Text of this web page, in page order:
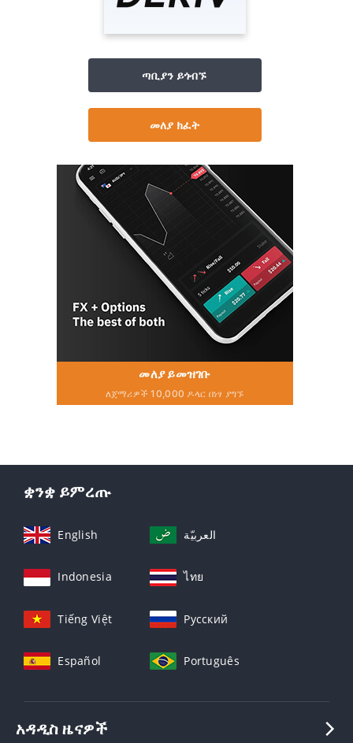
ጣቢያን ይጎብኙ
መለያ ክፈት
መለያ ይመዝገቡ
ለጀማሪዎች 10,000 ዶላር በነፃ ያግኙ
ቋንቋ ይምረጡ
English العربيّة
Indonesia ไทย
Tiếng Việt Русский
Español Português
አዳዲስ ዜናዎች